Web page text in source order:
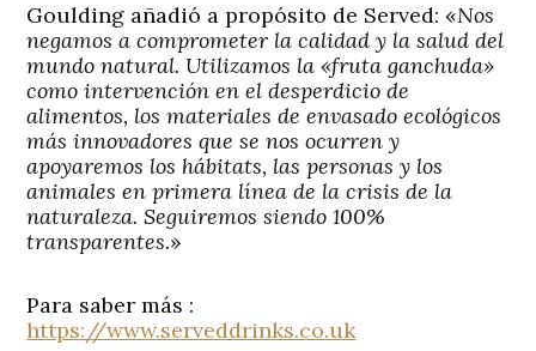
Goulding añadió a propósito de Served: «Nos
negamos a comprometer la calidad y la salud del
mundo natural. Utilizamos la «fruta ganchuda»
como intervención en el desperdicio de
alimentos, los materiales de envasado ecológicos
más innovadores que se nos ocurren y
apoyaremos los hábitats, las personas y los
animales en primera línea de la crisis de la
naturaleza. Seguiremos siendo 100%
transparentes.»
Para saber más :
https://www.serveddrinks.co.uk